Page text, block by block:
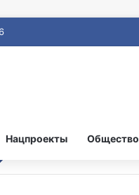
Нацпроекты Общество